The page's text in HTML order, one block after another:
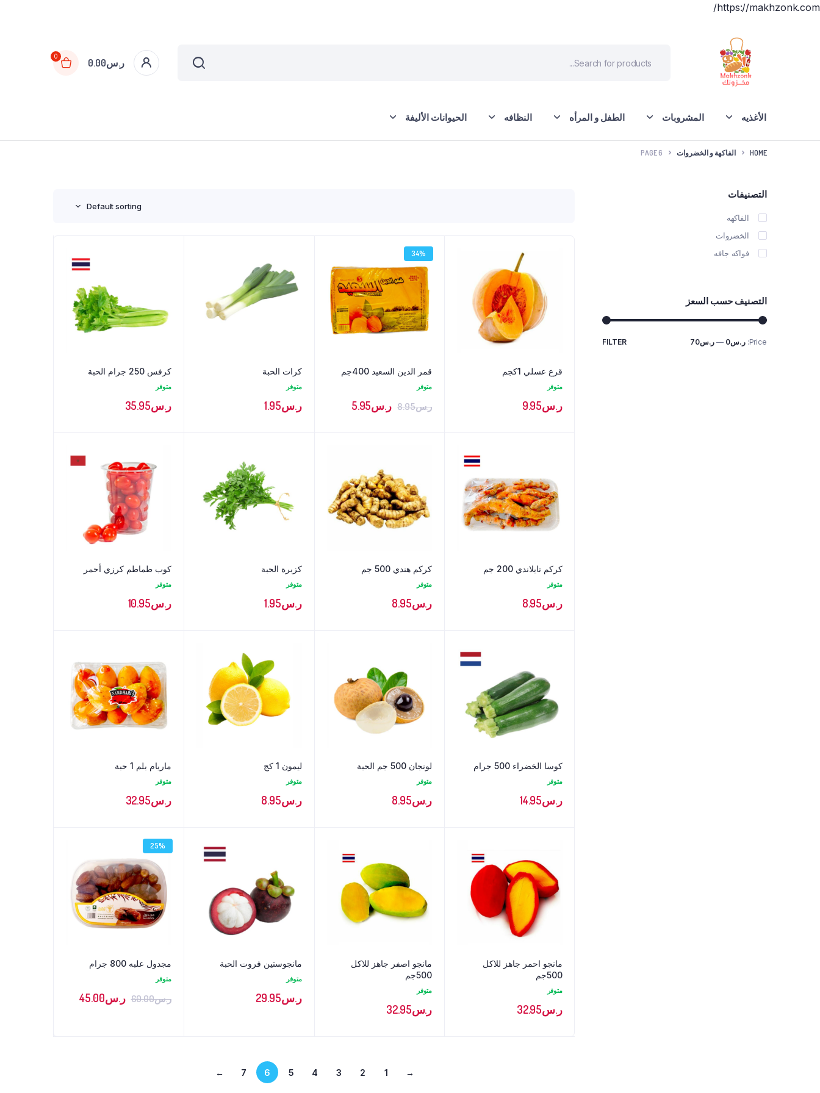
https://makhzonk.com/
ر.س0.00
0
الأغذيه المشروبات الطفل و المرأه النظافه الحيوانات الأليفة
HOME الفاكهة و الخضروات PAGE 6
Default sorting
قرع عسلي 1كجم
متوفر
ر.س9.95
34%
قمر الدين السعيد 400جم
متوفر
ر.س8.95 ر.س5.95
كرات الحبة
متوفر
ر.س1.95
كرفس 250 جرام الحبة
متوفر
ر.س35.95
كركم تايلاندي 200 جم
متوفر
ر.س8.95
كركم هندي 500 جم
متوفر
ر.س8.95
كزبرة الحبة
متوفر
ر.س1.95
كوب طماطم كرزي أحمر
متوفر
ر.س10.95
كوسا الخضراء 500 جرام
متوفر
ر.س14.95
لونجان 500 جم الحبة
متوفر
ر.س8.95
ليمون 1 كج
متوفر
ر.س8.95
ماريام بلم 1 حبة
متوفر
ر.س32.95
مانجو احمر جاهز للاكل
500جم
متوفر
ر.س32.95
مانجو اصفر جاهز للاكل
500جم
متوفر
ر.س32.95
مانجوستين فروت الحبة
متوفر
ر.س29.95
25%
مجدول علبه 800 جرام
متوفر
ر.س60.00 ر.س45.00
→
1
2
3
4
5
6
7
←
التصنيفات
الفاكهه
الخضروات
فواكه جافه
التصنيف حسب السعز
Min
Max
FILTER Price: ر.س0 — ر.س70